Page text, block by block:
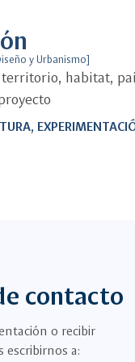
y Urbanismo]
territorio, habitat,
contacto
o recibir
escribirnos a: